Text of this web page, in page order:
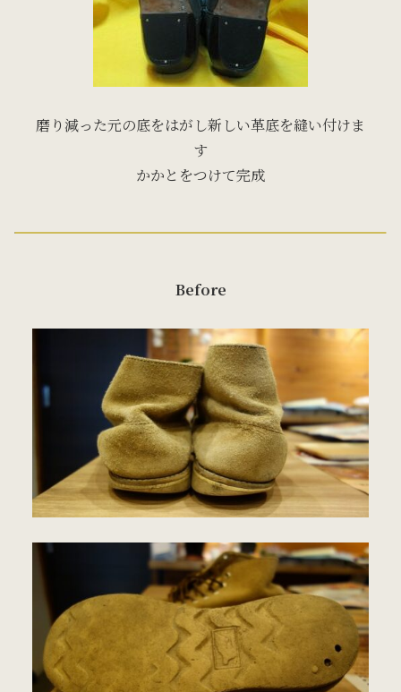
磨り減った元の底をはがし新しい革底を縫い付けま
す
かかとをつけて完成
Before